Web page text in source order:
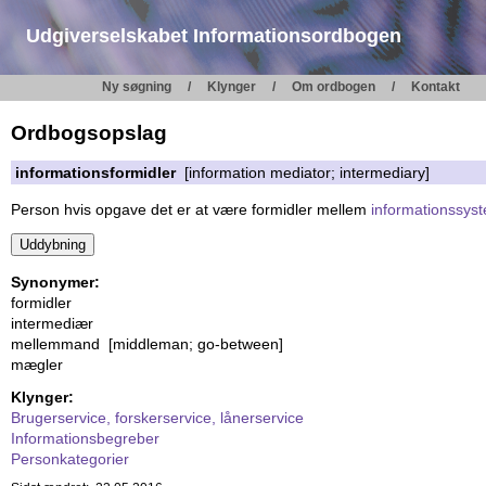
Udgiverselskabet Informationsordbogen
Ny søgning Klynger Om ordbogen Kontakt
Ordbogsopslag
informationsformidler[information mediator; intermediary]
Person hvis opgave det er at være formidler mellem
Synonymer:
formidler
intermediær
mellemmand [middleman; go-between]
mægler
Klynger:
Brugerservice, forskerservice, lånerservice
Informationsbegreber
Personkategorier